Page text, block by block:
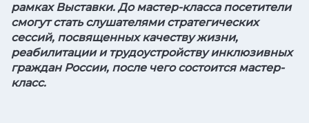
рамках Выставки. До мастер-класса посетители
смогут стать слушателями стратегических
сессий, посвященных качеству жизни,
реабилитации и трудоустройству инклюзивных
граждан России, после чего состоится мастер-
класс.